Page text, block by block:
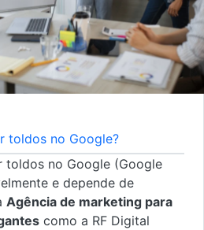
toldos no Google?
toldos no Google (Google
e depende de
Agência de marketing para
como a RF Digital